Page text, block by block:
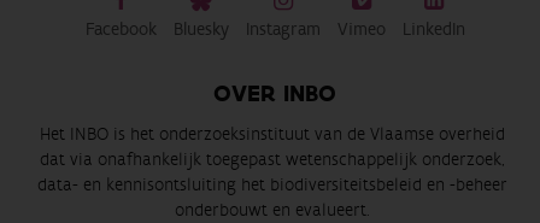
Facebook Bluesky Instagram Vimeo LinkedIn
OVER INBO
Het INBO is het onderzoeksinstituut van de Vlaamse overheid
dat via onafhankelijk toegepast wetenschappelijk onderzoek,
data- en kennisontsluiting het biodiversiteitsbeleid en -beheer
onderbouwt en evalueert.